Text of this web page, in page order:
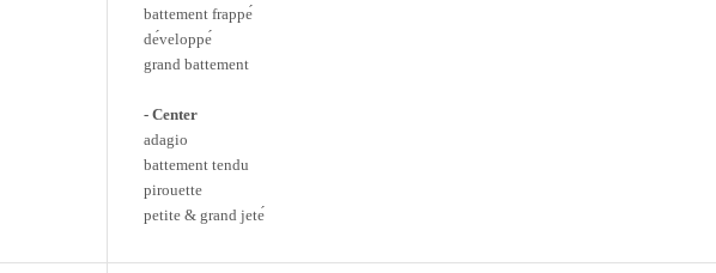
battement frappe
developpe
grand battement
- Center
adagio
battement tendu
pirouette
petite & grand jete